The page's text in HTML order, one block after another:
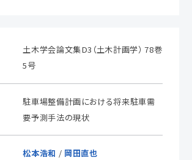
土木学会論文集D3（土木計画学） 78巻
5号
駐車場整備計画における将来駐車需
要予測手法の現状
松本浩和 / 岡田直也